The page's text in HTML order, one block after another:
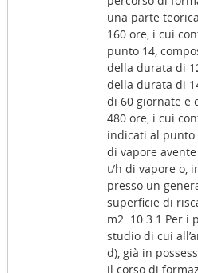
una parte
160 ore, i cui
punto 14,
della durata di
della durata di
di 60 giornate e
480 ore, i cui
indicati al punto
di vapore
t/h di vapore o,
presso un
superficie di
m2. 10.3.1 Per i
studio di cui
d), già in
il corso di